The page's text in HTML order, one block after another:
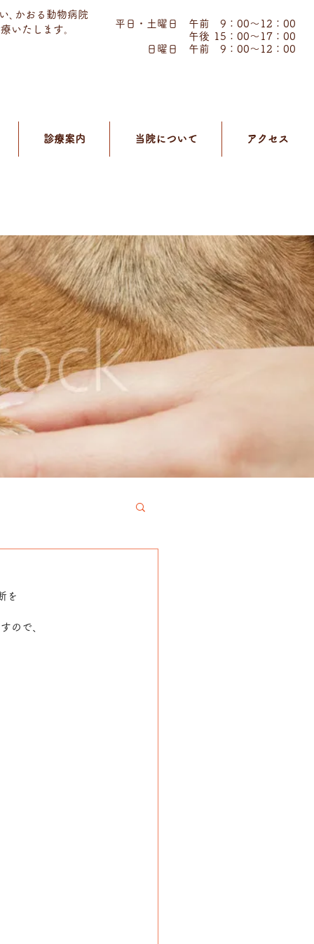
､かおる動物病院
いたします｡
平日・土曜日 午前 9：00～12：00
午後 15：00～17：00
日曜日 午前 9：00～12：00
診療案内 当院について アクセス
を
ので、